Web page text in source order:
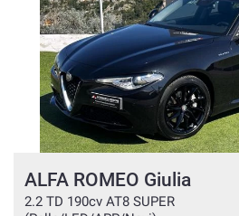
ALFA ROMEO Giulia
2.2 TD 190cv AT8 SUPER